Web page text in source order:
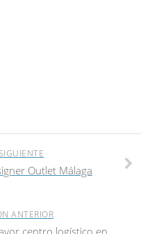
Outlet Málaga
ANTERIOR